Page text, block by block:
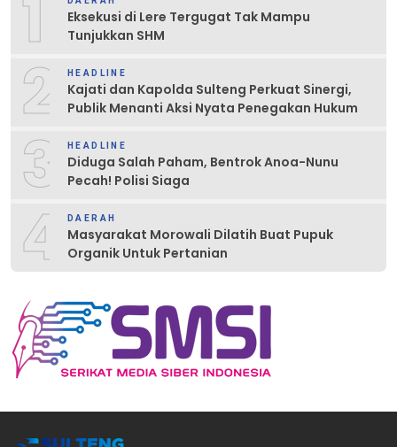
1
Eksekusi di Lere Tergugat Tak Mampu
Tunjukkan SHM
2 HEADLINE
Kajati dan Kapolda Sulteng Perkuat Sinergi,
Publik Menanti Aksi Nyata Penegakan Hukum
3 HEADLINE
Diduga Salah Paham, Bentrok Anoa-Nunu
Pecah! Polisi Siaga
4 DAERAH
Masyarakat Morowali Dilatih Buat Pupuk
Organik Untuk Pertanian